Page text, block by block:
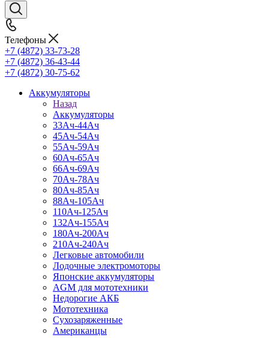
Телефоны
+7 (4872) 33-73-28
+7 (4872) 36-43-44
+7 (4872) 30-75-62
Аккумуляторы
Назад
Аккумуляторы
33Ач-44Ач
45Ач-54Ач
55Ач-59Ач
60Ач-65Ач
66Ач-69Ач
70Ач-78Ач
80Ач-85Ач
88Ач-105Ач
110Ач-125Ач
132Ач-155Ач
180Ач-200Ач
210Ач-240Ач
Легковые автомобили
Лодочные электромоторы
Японские аккумуляторы
AGM для мототехники
Недорогие АКБ
Мототехника
Сухозаряженные
Американцы